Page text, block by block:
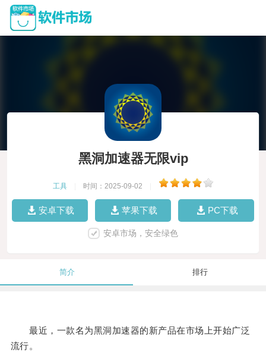
黑洞加速器无限vip
工具 时间：2025-09-02
安卓下载 苹果下载 PC下载
安卓市场，安全绿色
简介 排行
最近，一款名为黑洞加速器的新产品在市场上开始广泛
流行。